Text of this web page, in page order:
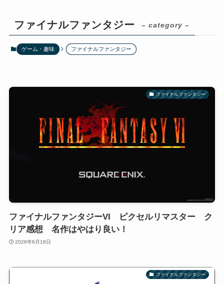
ファイナルファンタジー – category –
ゲーム・趣味 ファイナルファンタジー
ファイナルファンタジー
ファイナルファンタジーVI ピクセルリマスター ク
リア感想 名作はやはり良い！
2026年6月16日
ファイナルファンタジー